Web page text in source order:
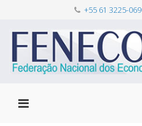
+55 61 3225-